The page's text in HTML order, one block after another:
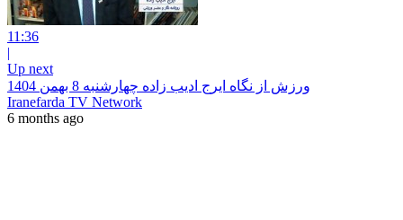
11:36
|
Up next
ورزش از نگاه ایرج ادیب زاده چهارشنبه 8 بهمن 1404
Iranefarda TV Network
6 months ago